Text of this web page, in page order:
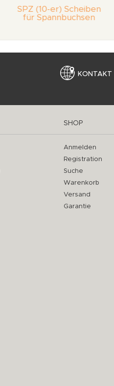
SPZ (10-er) Scheiben
für Spannbuchsen
KONTAKT
SHOP
Anmelden
Registration
Suche
Warenkorb
Versand
Garantie